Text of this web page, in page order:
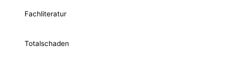
Fachliteratur
Totalschaden